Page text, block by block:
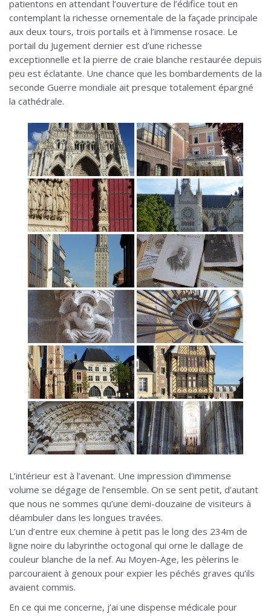
patientons en attendant l’ouverture de l’édifice tout en
contemplant la richesse ornementale de la façade principale
aux deux tours, trois portails et à l’immense rosace. Le
portail du Jugement dernier est d’une richesse
exceptionnelle et la pierre de craie blanche restaurée depuis
peu est éclatante. Une chance que les bombardements de la
seconde Guerre mondiale ait presque totalement épargné
la cathédrale.
L’intérieur est à l’avenant. Une impression d’immense
volume se dégage de l’ensemble. On se sent petit, d’autant
que nous ne sommes qu’une demi-douzaine de visiteurs à
déambuler dans les longues travées.
L’un d’entre eux chemine à petit pas le long des 234m de
ligne noire du labyrinthe octogonal qui orne le dallage de
couleur blanche de la nef. Au Moyen-Age, les pèlerins le
parcouraient à genoux pour expier les péchés graves qu’ils
avaient commis.
En ce qui me concerne, j’ai une dispense médicale pour